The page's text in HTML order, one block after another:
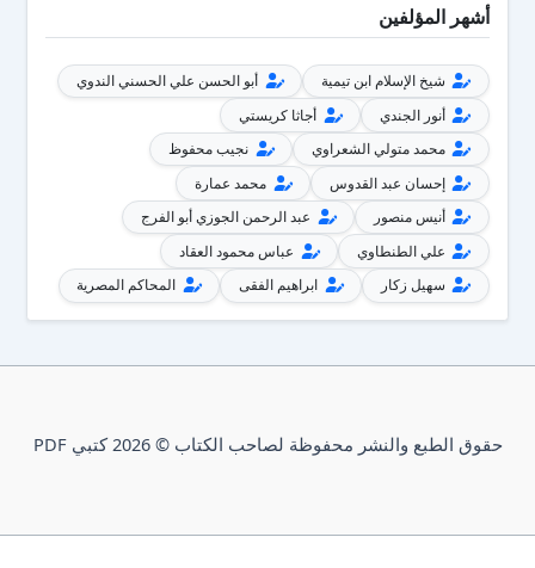
أشهر المؤلفين
شيخ الإسلام ابن تيمية
أبو الحسن علي الحسني الندوي
أنور الجندي
أجاثا كريستي
محمد متولي الشعراوي
نجيب محفوظ
إحسان عبد القدوس
محمد عمارة
أنيس منصور
عبد الرحمن الجوزي أبو الفرج
علي الطنطاوي
عباس محمود العقاد
سهيل زكار
ابراهيم الفقى المحاكم المصرية
حقوق الطبع والنشر محفوظة لصاحب الكتاب © 2026 كتبي PDF